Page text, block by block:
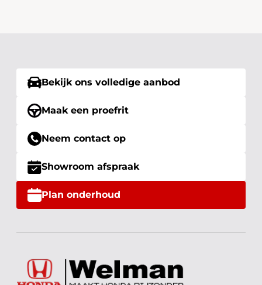
Bekijk ons volledige aanbod
Maak een proefrit
Neem contact op
Showroom afspraak
Plan onderhoud